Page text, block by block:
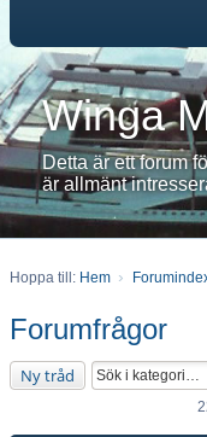
Winga
Detta är ett forum
är allmänt
Hoppa till: Hem
Forumfrågor
Ny tråd